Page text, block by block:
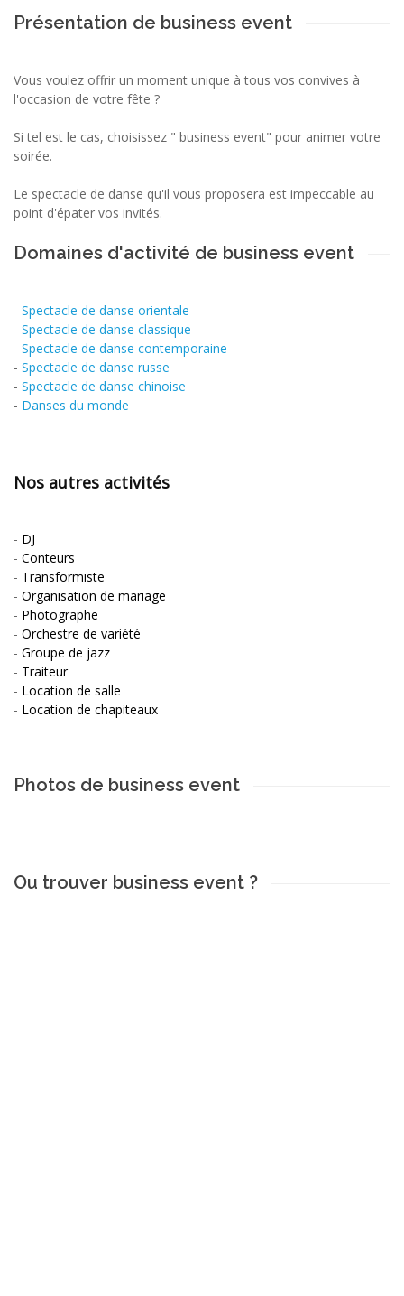
Présentation de business event
Vous voulez offrir un moment unique à tous vos convives à
l'occasion de votre fête ?
Si tel est le cas, choisissez " business event" pour animer votre
soirée.
Le spectacle de danse qu'il vous proposera est impeccable au
point d'épater vos invités.
Domaines d'activité de business event
- Spectacle de danse orientale
- Spectacle de danse classique
- Spectacle de danse contemporaine
- Spectacle de danse russe
- Spectacle de danse chinoise
- Danses du monde
Nos autres activités
- DJ
- Conteurs
- Transformiste
- Organisation de mariage
- Photographe
- Orchestre de variété
- Groupe de jazz
- Traiteur
- Location de salle
- Location de chapiteaux
Photos de business event
Ou trouver business event ?